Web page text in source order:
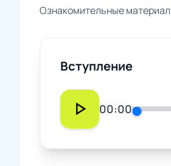
Ознакомительные
Вступление
play_arrow 00:00